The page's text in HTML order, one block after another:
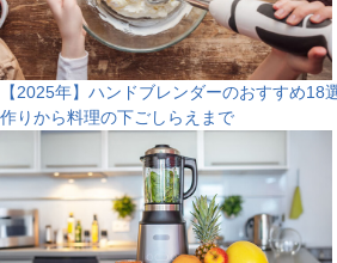
【2025年】ハンドブレンダーのおすすめ18
作りから料理の下ごしらえまで